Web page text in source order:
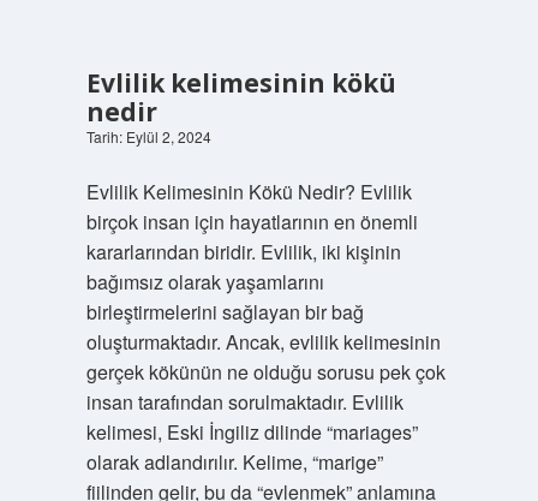
Evlilik kelimesinin kökü
nedir
Tarih: Eylül 2, 2024
Evlilik Kelimesinin Kökü Nedir? Evlilik
birçok insan için hayatlarının en önemli
kararlarından biridir. Evlilik, iki kişinin
bağımsız olarak yaşamlarını
birleştirmelerini sağlayan bir bağ
oluşturmaktadır. Ancak, evlilik kelimesinin
gerçek kökünün ne olduğu sorusu pek çok
insan tarafından sorulmaktadır. Evlilik
kelimesi, Eski İngiliz dilinde “mariages”
olarak adlandırılır. Kelime, “marige”
fiilinden gelir, bu da “evlenmek” anlamına